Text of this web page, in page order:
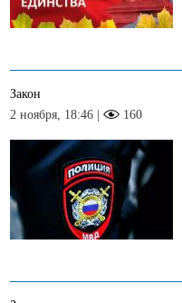
Закон
2 ноября, 18:46 |
160